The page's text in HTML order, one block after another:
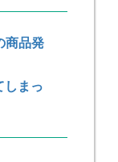
商品発
しまっ